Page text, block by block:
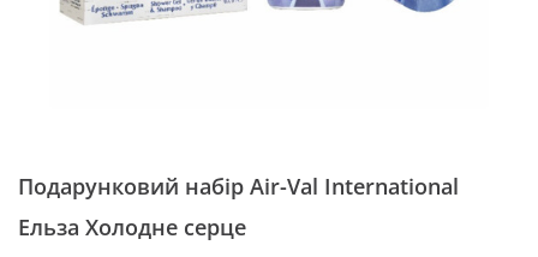
Подарунковий набір Air-Val International
Ельза Холодне серце